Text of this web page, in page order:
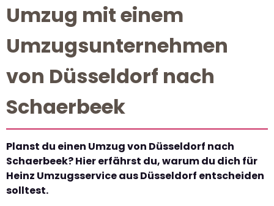
Umzug mit einem
Umzugsunternehmen
von Düsseldorf nach
Schaerbeek
Planst du einen Umzug von Düsseldorf nach
Schaerbeek? Hier erfährst du, warum du dich für
Heinz Umzugsservice aus Düsseldorf entscheiden
solltest.